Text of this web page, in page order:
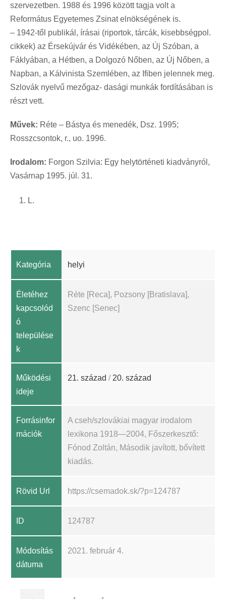
szervezetben. 1988 és 1996 között tagja volt a
Református Egyetemes Zsinat elnökségének is.
– 1942-től publikál, írásai (riportok, tárcák, kisebbségpol.
cikkek) az Érsekújvár és Vidékében, az Új Szóban, a
Fáklyában, a Hétben, a Dolgozó Nőben, az Új Nőben, a
Napban, a Kálvinista Szemlében, az Ifiben jelennek meg.
Szlovák nyelvű mezőgaz- dasági munkák fordításában is
részt vett.
Művek: Réte – Bástya és menedék, Dsz. 1995;
Rosszcsontok, r., uo. 1996.
Irodalom: Forgon Szilvia: Egy helytörténeti kiadványról,
Vasárnap 1995. júl. 31.
L.
Kategória helyi
Életéhez
kapcsolód
ó
települése
k
Réte [Reca], Pozsony [Bratislava],
Szenc [Senec]
Működési
ideje
21. század / 20. század
Forrásinfor
mációk
A cseh/szlovákiai magyar irodalom
lexikona 1918—2004, Főszerkesztő:
Fónod Zoltán, Második javított, bővített
kiadás.
Rövid Url https://csemadok.sk/?p=124787
ID 124787
Módosítás
dátuma
2021. február 4.